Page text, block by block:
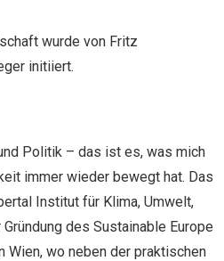
wurde von Fritz
initiiert.
Politik – das ist es, was mich
immer wieder bewegt hat. Das
Institut für Klima, Umwelt,
des Sustainable Europe
Wien, wo neben der praktischen